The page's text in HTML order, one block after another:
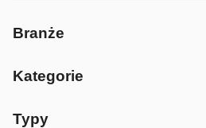
Branże
Kategorie
Typy